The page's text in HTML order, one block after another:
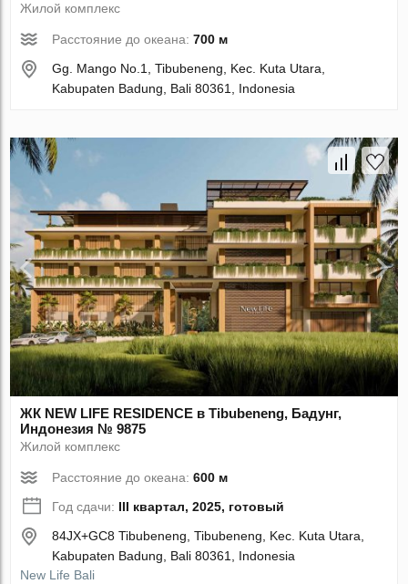
Жилой комплекс
Расстояние до океана:700 м
Gg. Mango No.1, Tibubeneng, Kec. Kuta Utara,
Kabupaten Badung, Bali 80361, Indonesia
ЖК NEW LIFE RESIDENCE в Tibubeneng, Бадунг,
Индонезия № 9875
Жилой комплекс
Расстояние до океана:600 м
Год сдачи: III квартал, 2025, готовый
84JX+GC8 Tibubeneng, Tibubeneng, Kec. Kuta Utara,
Kabupaten Badung, Bali 80361, Indonesia
New Life Bali